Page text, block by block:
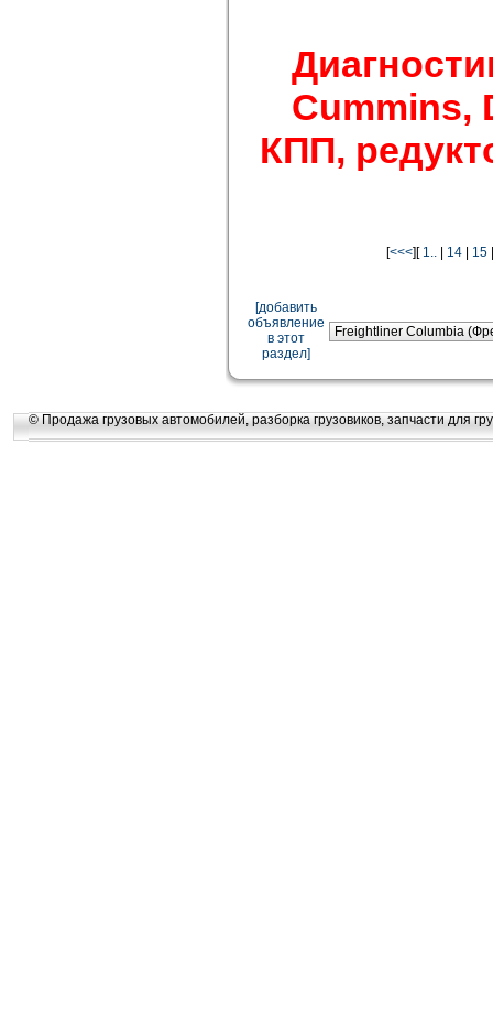
Cummins,
КПП,
[<<<][ 1..| 14| 15
[добавить
объявление
в этот
раздел]
© Продажа грузовых автомобилей, разборка грузовиков, запчасти для